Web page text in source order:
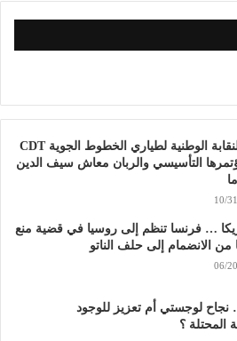
بنجاح النقابة الوطنية لطياري الخطوط الجوية CDT
التأسيسي والربان معاش سيف الدين
10/
… فرنسا تنظم إلى روسيا في قضية منع
من الانضمام إلى حلف الناتو
06/
نجاح لوجستي أم تعزيز للوجود
المحتلة ؟